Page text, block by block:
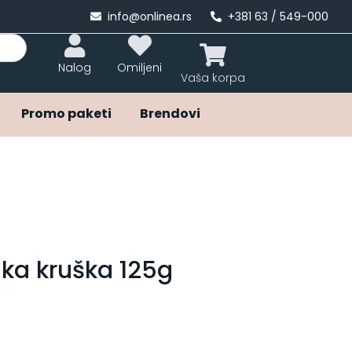
info@onlinea.rs +381 63 / 549-000
Nalog Omiljeni
Promo paketi Brendovi
kruška 125g